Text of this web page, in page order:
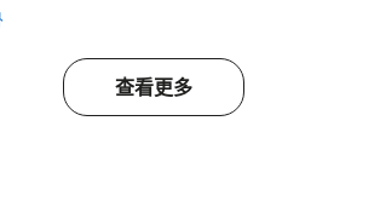
查看更多